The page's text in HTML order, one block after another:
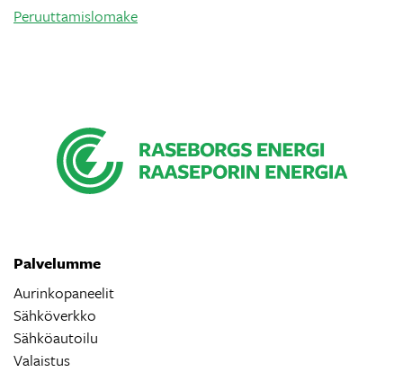
Peruuttamislomake
Palvelumme
Aurinkopaneelit
Sähköverkko
Sähköautoilu
Valaistus